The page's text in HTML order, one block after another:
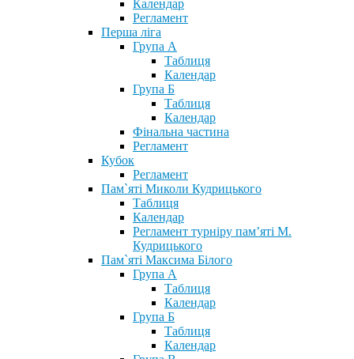
Календар
Регламент
Перша ліга
Група А
Таблиця
Календар
Група Б
Таблиця
Календар
Фінальна частина
Регламент
Кубок
Регламент
Пам`яті Миколи Кудрицького
Таблиця
Календар
Регламент турніру пам’яті М.
Кудрицького
Пам`яті Максима Білого
Група А
Таблиця
Календар
Група Б
Таблиця
Календар